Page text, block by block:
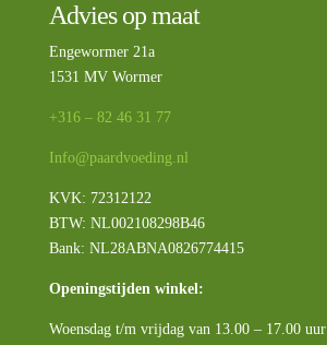
Advies op maat
Engewormer 21a
1531 MV Wormer
+316 – 82 46 31 77
Info@paardvoeding.nl
KVK: 72312122
BTW: NL002108298B46
Bank: NL28ABNA0826774415
Openingstijden winkel:
Woensdag t/m vrijdag van 13.00 – 17.00 uur